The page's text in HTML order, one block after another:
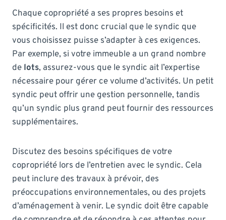
Chaque copropriété a ses propres besoins et
spécificités. Il est donc crucial que le syndic que
vous choisissez puisse s’adapter à ces exigences.
Par exemple, si votre immeuble a un grand nombre
de lots, assurez-vous que le syndic ait l’expertise
nécessaire pour gérer ce volume d’activités. Un petit
syndic peut offrir une gestion personnelle, tandis
qu’un syndic plus grand peut fournir des ressources
supplémentaires.
Discutez des besoins spécifiques de votre
copropriété lors de l’entretien avec le syndic. Cela
peut inclure des travaux à prévoir, des
préoccupations environnementales, ou des projets
d’aménagement à venir. Le syndic doit être capable